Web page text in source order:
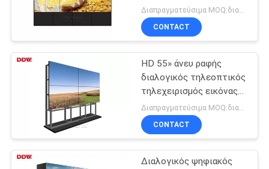
CASE
SITEMAP
PRIVACY
POLICY
Εσωτερική οθόνη
LED
2
τηλεοπτική/επιτροπής
της Samsung
Διαπραγματεύσιμα MOQ:διαπραγμάτευση
CONTACT
HD 55» άνευ ραφής
διαλογικός τηλεοπτικός
τηλεχειρισμός εικόνας
τοίχων δυναμικός
CONTACT
Διαλογικός ψηφιακός